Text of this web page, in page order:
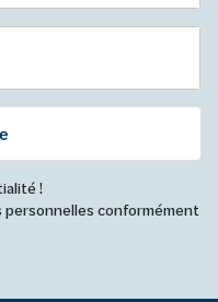
!
conformément